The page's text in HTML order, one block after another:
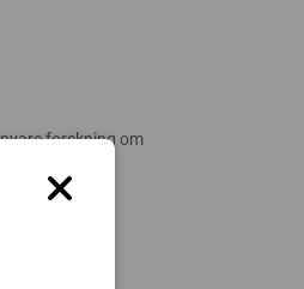
forskning om